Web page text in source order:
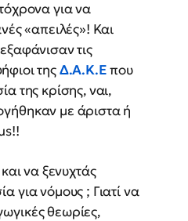
για να
«απειλές»! Και
τις
τηςΔ.Α.Κ.Επου
της κρίσης, ναι,
με άριστα ή
να ξενυχτάς
για νόμους ; Γιατί να
θεωρίες,